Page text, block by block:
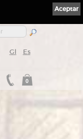
Gl Es
0
Aceptar